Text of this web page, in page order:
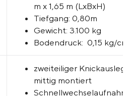
m x 1,65 m (LxBxH)
Tiefgang: 0,80m
Gewicht: 3.100 kg
Bodendruck: 0,15 kg/
zweiteiliger
mittig montiert